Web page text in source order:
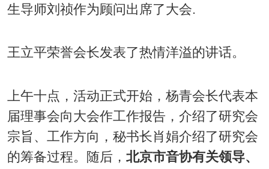
生导师刘祯作为顾问出席了大会.
王立平荣誉会长发表了热情洋溢的讲话。
上午十点，活动正式开始，杨青会长代表本
届理事会向大会作工作报告，介绍了研究会
宗旨、工作方向，秘书长肖娟介绍了研究会
的筹备过程。随后， 北京市音协有关领导、